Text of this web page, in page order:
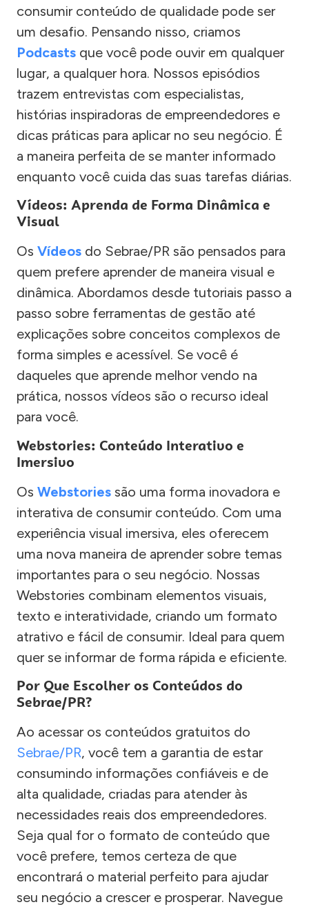
consumir conteúdo de qualidade pode ser
um desafio. Pensando nisso, criamos
Podcasts que você pode ouvir em qualquer
lugar, a qualquer hora. Nossos episódios
trazem entrevistas com especialistas,
histórias inspiradoras de empreendedores e
dicas práticas para aplicar no seu negócio. É
a maneira perfeita de se manter informado
enquanto você cuida das suas tarefas diárias.
Vídeos: Aprenda de Forma Dinâmica e
Visual
Os Vídeos do Sebrae/PR são pensados para
quem prefere aprender de maneira visual e
dinâmica. Abordamos desde tutoriais passo a
passo sobre ferramentas de gestão até
explicações sobre conceitos complexos de
forma simples e acessível. Se você é
daqueles que aprende melhor vendo na
prática, nossos vídeos são o recurso ideal
para você.
Webstories: Conteúdo Interativo e
Imersivo
Os Webstories são uma forma inovadora e
interativa de consumir conteúdo. Com uma
experiência visual imersiva, eles oferecem
uma nova maneira de aprender sobre temas
importantes para o seu negócio. Nossas
Webstories combinam elementos visuais,
texto e interatividade, criando um formato
atrativo e fácil de consumir. Ideal para quem
quer se informar de forma rápida e eficiente.
Por Que Escolher os Conteúdos do
Sebrae/PR?
Ao acessar os conteúdos gratuitos do
Sebrae/PR, você tem a garantia de estar
consumindo informações confiáveis e de
alta qualidade, criadas para atender às
necessidades reais dos empreendedores.
Seja qual for o formato de conteúdo que
você prefere, temos certeza de que
encontrará o material perfeito para ajudar
seu negócio a crescer e prosperar. Navegue